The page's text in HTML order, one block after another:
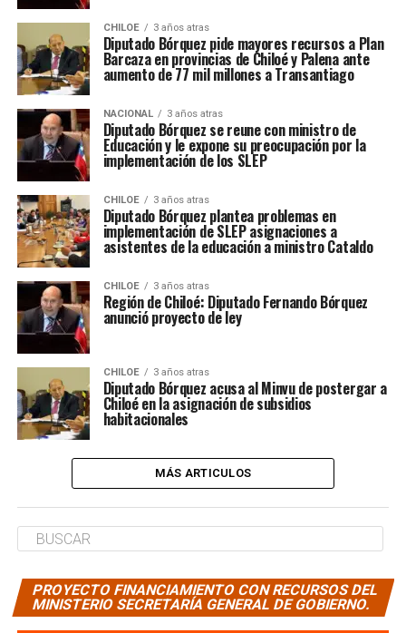
CHILOE 3 años atras
Diputado Bórquez pide mayores recursos a Plan
Barcaza en provincias de Chiloé y Palena ante
aumento de 77 mil millones a Transantiago
NACIONAL 3 años atras
Diputado Bórquez se reune con ministro de
Educación y le expone su preocupación por la
implementación de los SLEP
CHILOE 3 años atras
Diputado Bórquez plantea problemas en
implementación de SLEP asignaciones a
asistentes de la educación a ministro Cataldo
CHILOE 3 años atras
Región de Chiloé: Diputado Fernando Bórquez
anunció proyecto de ley
CHILOE 3 años atras
Diputado Bórquez acusa al Minvu de postergar a
Chiloé en la asignación de subsidios
habitacionales
MÁS ARTICULOS
PROYECTO FINANCIAMIENTO CON RECURSOS DEL
MINISTERIO SECRETARÍA GENERAL DE GOBIERNO.